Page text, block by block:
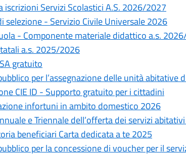
iscrizioni Servizi Scolastici A.S. 2026/2027
selezione - Servizio Civile Universale 2026
- Componente materiale didattico a.s.
a.s. 2025/2026
gratuito
per l’assegnazione delle unità abitative
CIE ID - Supporto gratuito per i cittadini
infortuni in ambito domestico 2026
e Triennale dell’offerta dei servizi
beneficiari Carta dedicata a te 2025
per la concessione di voucher per il